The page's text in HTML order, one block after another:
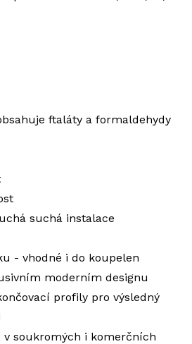
ftaláty a formaldehydy
suchá instalace
- vhodné i do koupelen
moderním designu
profily pro výsledný
v soukromých i komerčních